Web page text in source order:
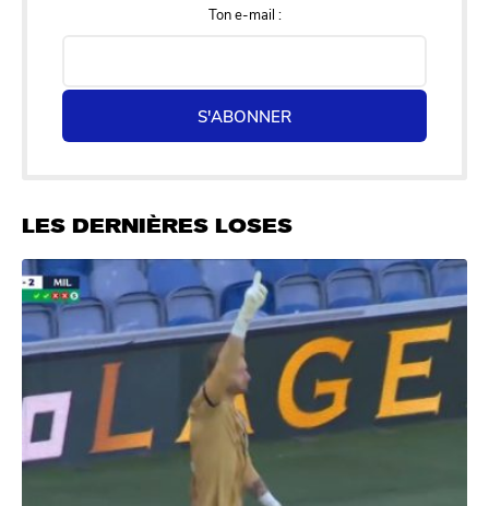
Ton e-mail :
S'ABONNER
LES DERNIÈRES LOSES